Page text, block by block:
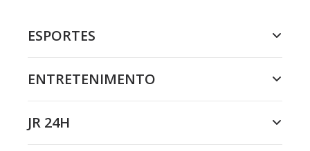
ESPORTES
ENTRETENIMENTO
JR 24H